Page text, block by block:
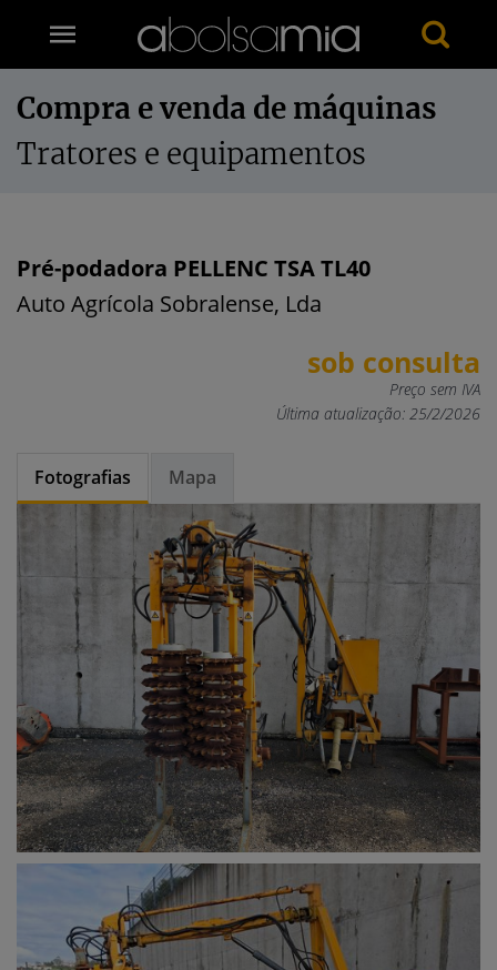
Compra e venda de máquinas
Tratores e equipamentos
Pré-podadora PELLENC TSA TL40
Auto Agrícola Sobralense, Lda
sob consulta
Preço sem IVA
Última atualização: 25/2/2026
Fotografias Mapa